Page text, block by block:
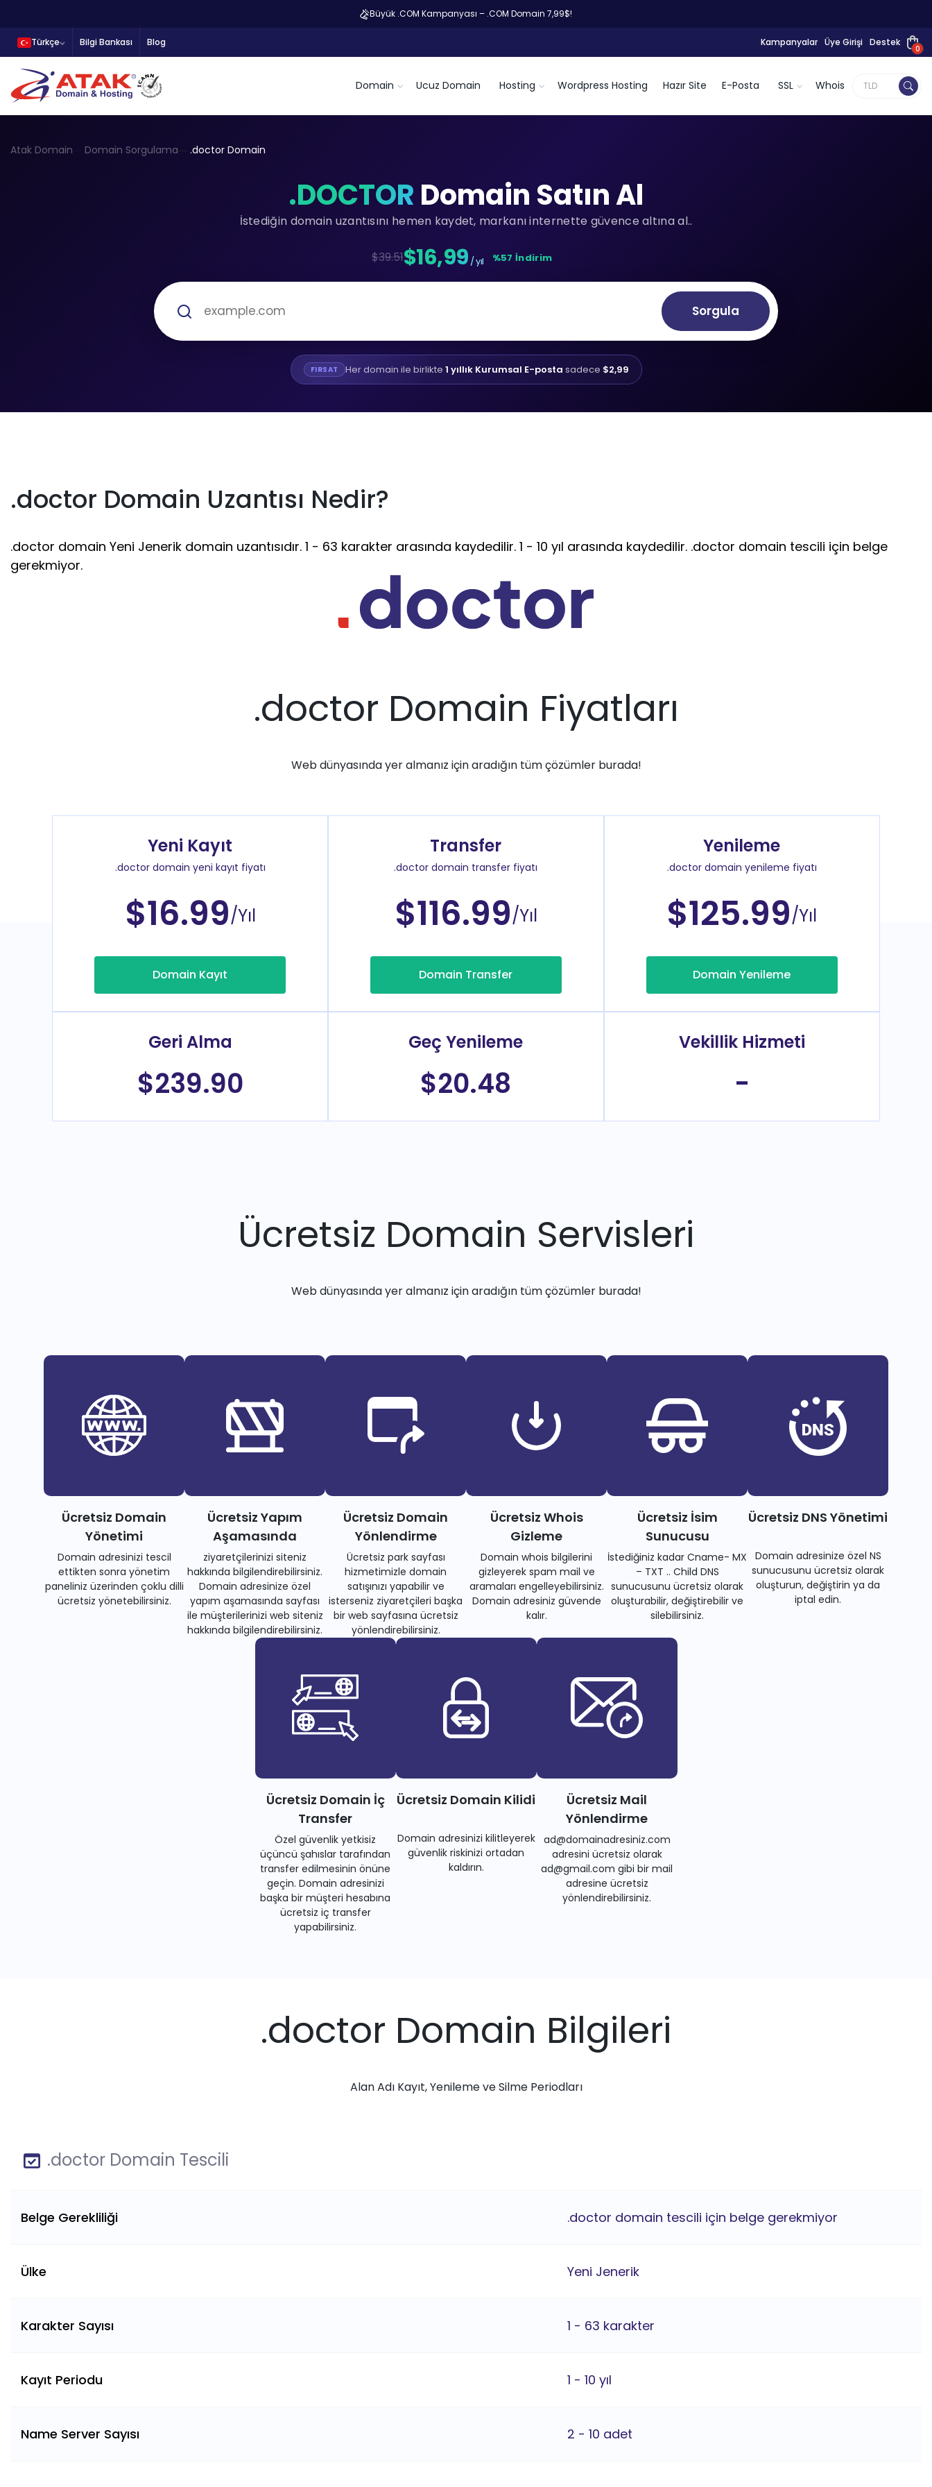
Büyük .COM Kampanyası – .COM Domain 7,99$!
Türkçe Bilgi Bankası Blog Kampanyalar Üye Girişi Destek
0
Domain Ucuz Domain Hosting Wordpress Hosting Hazır Site E-Posta SSL Whois
Atak Domain Domain Sorgulama .doctor Domain
.DOCTOR Domain Satın Al
İstediğin domain uzantısını hemen kaydet, markanı internette güvence altına al..
$39.51$16,99 / yıl %57 İndirim
Sorgula
FIRSAT Her domain ile birlikte 1 yıllık Kurumsal E-posta sadece $2,99
.doctor Domain Uzantısı Nedir?
.doctor domain Yeni Jenerik domain uzantısıdır. 1 - 63 karakter arasında kaydedilir. 1 - 10 yıl arasında kaydedilir. .doctor domain tescili için belge
gerekmiyor.
.doctor Domain Fiyatları
Web dünyasında yer almanız için aradığın tüm çözümler burada!
Yeni Kayıt
.doctor domain yeni kayıt fiyatı
$16.99/Yıl
Domain Kayıt
Transfer
.doctor domain transfer fiyatı
$116.99/Yıl
Domain Transfer
Yenileme
.doctor domain yenileme fiyatı
$125.99/Yıl
Domain Yenileme
Geri Alma
$239.90
Geç Yenileme
$20.48
Vekillik Hizmeti
-
Ücretsiz Domain Servisleri
Web dünyasında yer almanız için aradığın tüm çözümler burada!
Ücretsiz Domain
Yönetimi
Domain adresinizi tescil
ettikten sonra yönetim
paneliniz üzerinden çoklu dilli
ücretsiz yönetebilirsiniz.
Ücretsiz Yapım
Aşamasında
ziyaretçilerinizi siteniz
hakkında bilgilendirebilirsiniz.
Domain adresinize özel
yapım aşamasında sayfası
ile müşterilerinizi web siteniz
hakkında bilgilendirebilirsiniz.
Ücretsiz Domain
Yönlendirme
Ücretsiz park sayfası
hizmetimizle domain
satışınızı yapabilir ve
isterseniz ziyaretçileri başka
bir web sayfasına ücretsiz
yönlendirebilirsiniz.
Ücretsiz Whois
Gizleme
Domain whois bilgilerini
gizleyerek spam mail ve
aramaları engelleyebilirsiniz.
Domain adresiniz güvende
kalır.
Ücretsiz İsim
Sunucusu
İstediğiniz kadar Cname- MX
– TXT .. Child DNS
sunucusunu ücretsiz olarak
oluşturabilir, değiştirebilir ve
silebilirsiniz.
Ücretsiz DNS Yönetimi
Domain adresinize özel NS
sunucusunu ücretsiz olarak
oluşturun, değiştirin ya da
iptal edin.
Ücretsiz Domain İç
Transfer
Özel güvenlik yetkisiz
üçüncü şahıslar tarafından
transfer edilmesinin önüne
geçin. Domain adresinizi
başka bir müşteri hesabına
ücretsiz iç transfer
yapabilirsiniz.
Ücretsiz Domain Kilidi
Domain adresinizi kilitleyerek
güvenlik riskinizi ortadan
kaldırın.
Ücretsiz Mail
Yönlendirme
ad@domainadresiniz.com
adresini ücretsiz olarak
ad@gmail.com gibi bir mail
adresine ücretsiz
yönlendirebilirsiniz.
.doctor Domain Bilgileri
Alan Adı Kayıt, Yenileme ve Silme Periodları
.doctor Domain Tescili
Belge Gerekliliği .doctor domain tescili için belge gerekmiyor
Ülke Yeni Jenerik
Karakter Sayısı 1 - 63 karakter
Kayıt Periodu 1 - 10 yıl
Name Server Sayısı 2 - 10 adet